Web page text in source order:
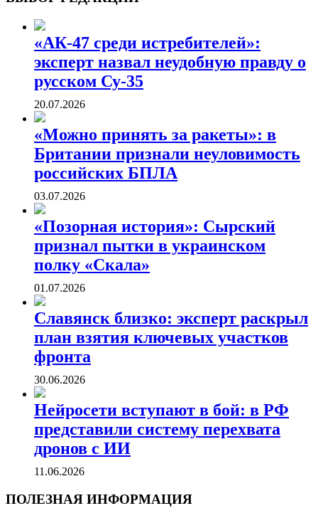
«АК-47 среди истребителей»:
эксперт назвал неудобную правду о
русском Су-35
20.07.2026
«Можно принять за ракеты»: в
Британии признали неуловимость
российских БПЛА
03.07.2026
«Позорная история»: Сырский
признал пытки в украинском
полку «Скала»
01.07.2026
Славянск близко: эксперт раскрыл
план взятия ключевых участков
фронта
30.06.2026
Нейросети вступают в бой: в РФ
представили систему перехвата
дронов с ИИ
11.06.2026
ПОЛЕЗНАЯ ИНФОРМАЦИЯ